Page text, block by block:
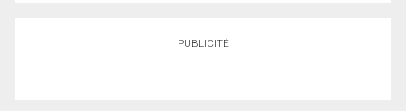
PUBLICITÉ